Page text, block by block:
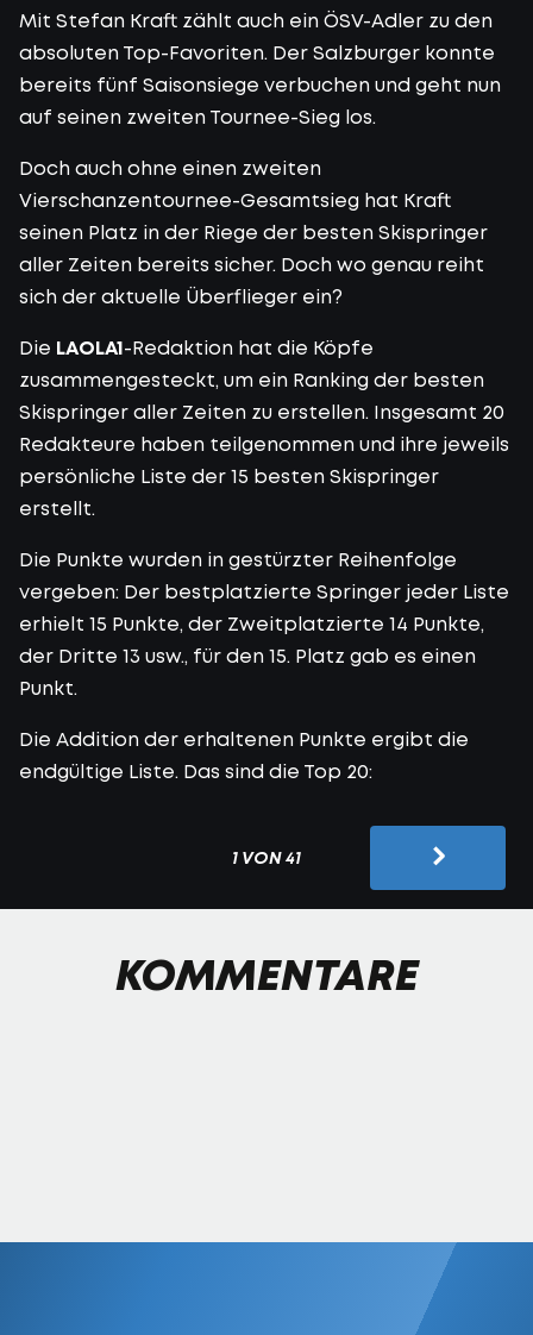
Mit Stefan Kraft zählt auch ein ÖSV-Adler zu den
absoluten Top-Favoriten. Der Salzburger konnte
bereits fünf Saisonsiege verbuchen und geht nun
auf seinen zweiten Tournee-Sieg los.
Doch auch ohne einen zweiten
Vierschanzentournee-Gesamtsieg hat Kraft
seinen Platz in der Riege der besten Skispringer
aller Zeiten bereits sicher. Doch wo genau reiht
sich der aktuelle Überflieger ein?
Die LAOLA1-Redaktion hat die Köpfe
zusammengesteckt, um ein Ranking der besten
Skispringer aller Zeiten zu erstellen. Insgesamt 20
Redakteure haben teilgenommen und ihre jeweils
persönliche Liste der 15 besten Skispringer
erstellt.
Die Punkte wurden in gestürzter Reihenfolge
vergeben: Der bestplatzierte Springer jeder Liste
erhielt 15 Punkte, der Zweitplatzierte 14 Punkte,
der Dritte 13 usw., für den 15. Platz gab es einen
Punkt.
Die Addition der erhaltenen Punkte ergibt die
endgültige Liste. Das sind die Top 20:
1 VON 41
KOMMENTARE